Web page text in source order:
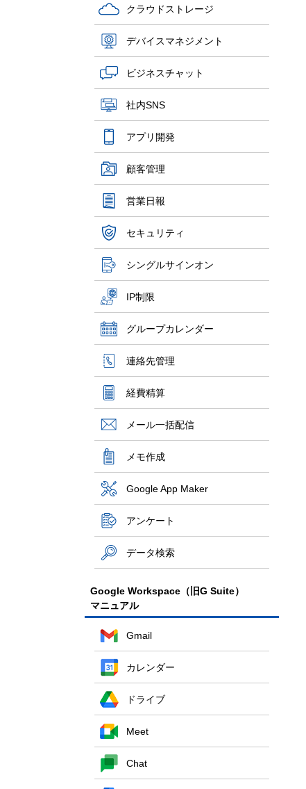
クラウドストレージ
デバイスマネジメント
ビジネスチャット
社内SNS
アプリ開発
顧客管理
営業日報
セキュリティ
シングルサインオン
IP制限
グループカレンダー
連絡先管理
経費精算
メール一括配信
メモ作成
Google App Maker
アンケート
データ検索
Google Workspace（旧G Suite）
マニュアル
Gmail
カレンダー
ドライブ
Meet
Chat